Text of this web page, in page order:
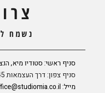
נשמח
סניף ראשי: סטודיו מיא, הנצי"ב 41 , תל
סניף צפון: דרך העצמאות 45, חיפה
מייל: